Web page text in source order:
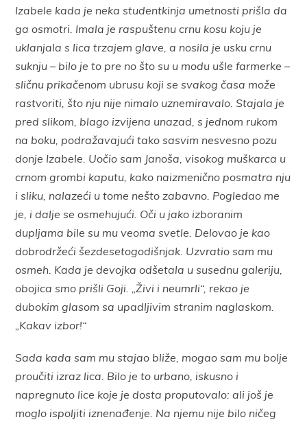
Izabele kada je neka studentkinja umetnosti prišla da
ga osmotri. Imala je raspuštenu crnu kosu koju je
uklanjala s lica trzajem glave, a nosila je usku crnu
suknju – bilo je to pre no što su u modu ušle farmerke –
sličnu prikačenom ubrusu koji se svakog časa može
rastvoriti, što nju nije nimalo uznemiravalo. Stajala je
pred slikom, blago izvijena unazad, s jednom rukom
na boku, podražavajući tako sasvim nesvesno pozu
donje Izabele. Uočio sam Janoša, visokog muškarca u
crnom grombi kaputu, kako naizmenično posmatra nju
i sliku, nalazeći u tome nešto zabavno. Pogledao me
je, i dalje se osmehujući. Oči u jako izboranim
dupljama bile su mu veoma svetle. Delovao je kao
dobrodržeći šezdesetogodišnjak. Uzvratio sam mu
osmeh. Kada je devojka odšetala u susednu galeriju,
obojica smo prišli Goji. „Živi i neumrli“, rekao je
dubokim glasom sa upadljivim stranim naglaskom.
„Kakav izbor!“
Sada kada sam mu stajao bliže, mogao sam mu bolje
proučiti izraz lica. Bilo je to urbano, iskusno i
napregnuto lice koje je dosta proputovalo: ali još je
moglo ispoljiti iznenađenje. Na njemu nije bilo ničeg